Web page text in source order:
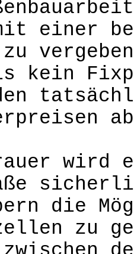
einer
kein
die
zu